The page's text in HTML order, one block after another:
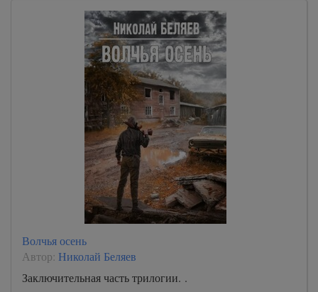
Волчья осень
Автор: Николай Беляев
Заключительная часть трилогии. .